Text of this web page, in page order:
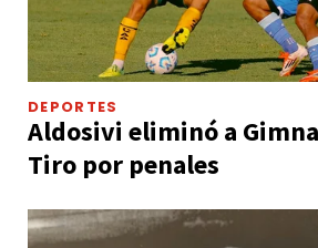
DEPORTES
Aldosivi eliminó a
Tiro por penales